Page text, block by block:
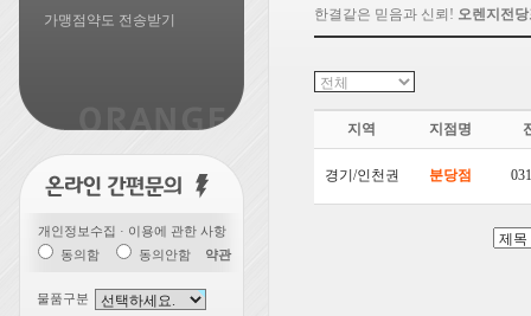
가맹점약도 전송받기
개인정보수집 · 이용에 관한 사항
동의함
동의안함 약관
물품구분
한결같은 믿음과 신뢰! 오렌지전
지역 지점명
경기/인천권 분당점